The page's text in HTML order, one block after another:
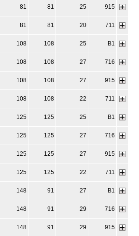
81 81 25 915
81 81 20 711
108 108 25 B1
108 108 27 716
108 108 27 915
108 108 22 711
125 125 25 B1
125 125 27 716
125 125 27 915
125 125 22 711
148 91 27 B1
148 91 29 716
148 91 29 915